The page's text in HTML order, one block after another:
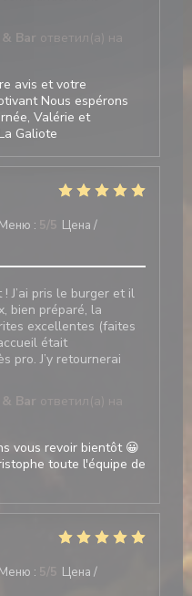
Bar ответил(а) на
avis et votre
Nous espérons
Valérie et
Galiote
Меню : 5/5 Цена /
J’ai pris le burger et il
bien préparé, la
excellentes (faites
était
pro. J’y retournerai
Bar ответил(а) на
vous revoir bientôt 😀
toute l'équipe de
Меню : 5 /5 Цена /